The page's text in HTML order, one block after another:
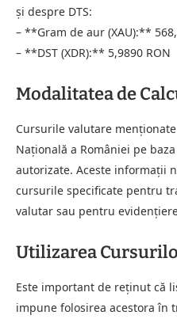
și despre DTS:
– **Gram de aur (XAU):**
– **DST (XDR):** 5,9890 RON
Modalitatea de
Cursurile valutare
Națională a României pe
autorizate. Aceste informații
cursurile specificate pentru
valutar sau pentru
Utilizarea
Este important de reținut că
impune folosirea acestora în